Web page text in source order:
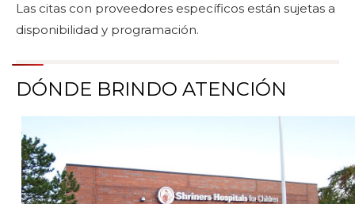
Las citas con proveedores específicos están sujetas a
disponibilidad y programación.
DÓNDE BRINDO ATENCIÓN